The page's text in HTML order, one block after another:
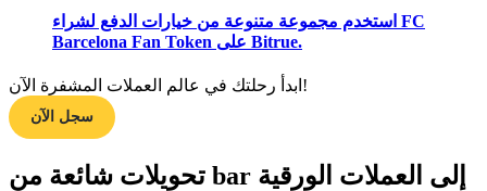
تعلم كيفية البقاء مربحة
استخدم مجموعة متنوعة من خيارات الدفع لشراء FC
Barcelona Fan Token على Bitrue.
ابدأ رحلتك في عالم العملات المشفرة الآن!
سجل الآن
تحويلات شائعة من bar إلى العملات الورقية